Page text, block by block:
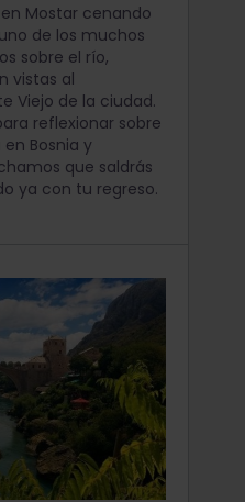
Mostar cenando
de los muchos
sobre el río,
vistas al
Viejo de la ciudad.
reflexionar sobre
Bosnia y
que saldrás
ya con tu regreso.